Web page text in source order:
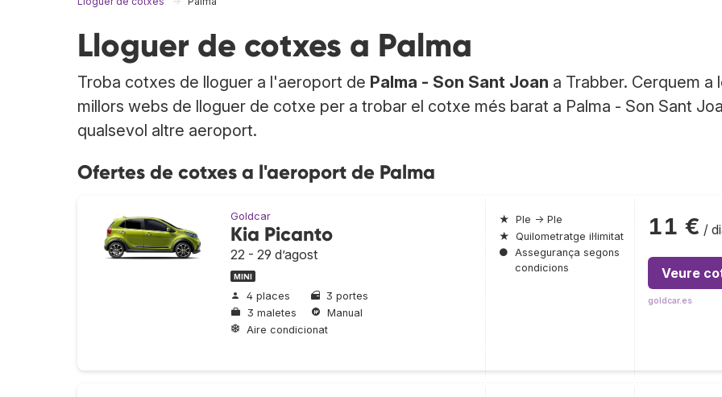
Lloguer de cotxes a Palma
Troba cotxes de lloguer a l'aeroport de Palma - Son Sant Joan a Trabber. Cerquem a
millors webs de lloguer de cotxe per a trobar el cotxe més barat a Palma - Son Sant
qualsevol altre aeroport.
Ofertes de cotxes a l'aeroport de Palma
Goldcar
Kia Picanto
22 - 29 d’agost
MINI
4 places
3 portes
3 maletes
Manual
Aire condicionat
★ Ple → Ple
★ Quilometratge il·limitat
● Assegurança segons
condicions
11 € /
Veure
goldcar.es